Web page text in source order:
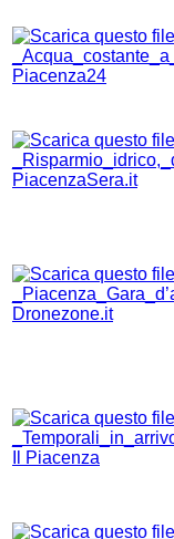
Piacenza24
PiacenzaSera.it
Dronezone.it
Il Piacenza